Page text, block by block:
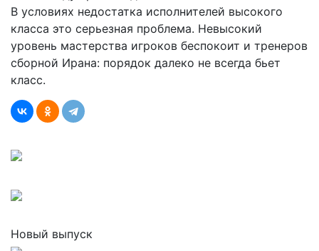
В условиях недостатка исполнителей высокого
класса это серьезная проблема. Невысокий
уровень мастерства игроков беспокоит и тренеров
сборной Ирана: порядок далеко не всегда бьет
класс.
Новый выпуск